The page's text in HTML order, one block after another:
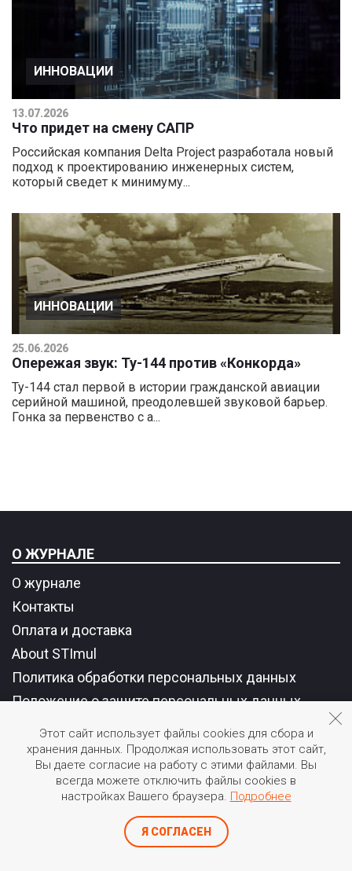
ИННОВАЦИИ
13.07.2026
Что придет на смену САПР
Российская компания Delta Project разработала новый
подход к проектированию инженерных систем,
который сведет к минимуму...
ИННОВАЦИИ
25.06.2026
Опережая звук: Ту-144 против «Конкорда»
Ту-144 стал первой в истории гражданской авиации
серийной машиной, преодолевшей звуковой барьер.
Гонка за первенство с а...
О ЖУРНАЛЕ
О журнале
Контакты
Оплата и доставка
About STImul
Политика обработки персональных данных
Положение о защите персональных данных
РУБРИКИ
Наука и технологии
Техносфера
Инновационная
столица
Этот сайт использует файлы cookies для сбора и
хранения данных. Продолжая использовать этот сайт,
Вы даете согласие на работу с этими файлами. Вы
всегда можете отключить файлы cookies в
настройках Вашего браузера. Подробнее
Я СОГЛАСЕН